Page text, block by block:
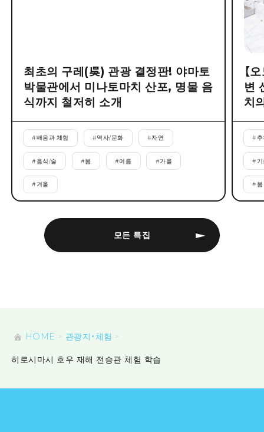
모든 특집
최초의 구레(吳) 관광 결정판! 야마토
박물관에서 미나토마치 산포, 명물 음
식까지 철저히 소개
#배움과 체험 #역사/문화 #자연
#음식/술 #봄 #여름 #가을
# 겨울
【
변
치
#
#
#봄
HOME 관광지・체험
히로시마시 호우 재해 전승관 체험 학습